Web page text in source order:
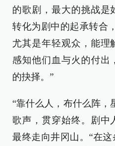
的歌剧，最大的挑战是
转化为剧中的起承转合
尤其是年轻观众，能理
感知他们血与火的付出
的抉择。”
“靠什么人，布什么阵，
歌声，贯穿始终。剧中
最终走向井冈山。“在